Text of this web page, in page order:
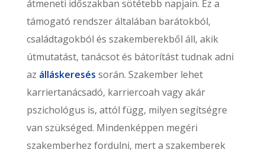
átmeneti időszakban sötétebb napjain. Ez a
támogató rendszer általában barátokból,
családtagokból és szakemberekből áll, akik
útmutatást, tanácsot és bátorítást tudnak adni
az álláskeresés során. Szakember lehet
karriertanácsadó, karriercoah vagy akár
pszichológus is, attól függ, milyen segítségre
van szükséged. Mindenképpen megéri
szakemberhez fordulni, mert a szakemberek